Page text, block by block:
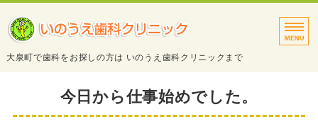
タイトルサンプル
大泉町で歯科をお探しの方は いのうえ歯科クリニックまで
トップページ
診療案内
今日から仕事始めでした。